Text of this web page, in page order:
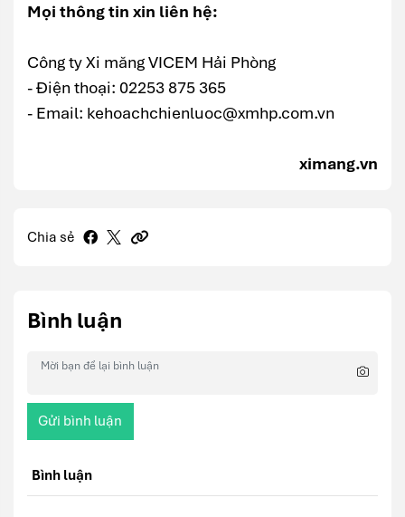
Mọi thông tin xin liên hệ:
Công ty Xi măng VICEM Hải Phòng
- Điện thoại: 02253 875 365
- Email: kehoachchienluoc@xmhp.com.vn
ximang.vn
Chia sẻ
Bình luận
Gửi bình luận
Bình luận